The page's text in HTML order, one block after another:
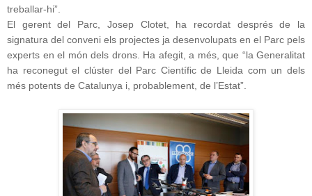
treballar-hi”.
El gerent del Parc, Josep Clotet, ha recordat després de la
signatura del conveni els projectes ja desenvolupats en el Parc pels
experts en el món dels drons. Ha afegit, a més, que “la Generalitat
ha reconegut el clúster del Parc Científic de Lleida com un dels
més potents de Catalunya i, probablement, de l’Estat”.